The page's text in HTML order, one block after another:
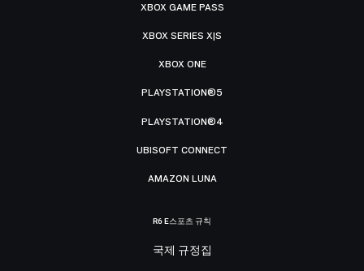
XBOX GAME PASS
XBOX SERIES X|S
XBOX ONE
PLAYSTATION®5
PLAYSTATION®4
UBISOFT CONNECT
AMAZON LUNA
R6 E스포츠 규칙
국제 규정집